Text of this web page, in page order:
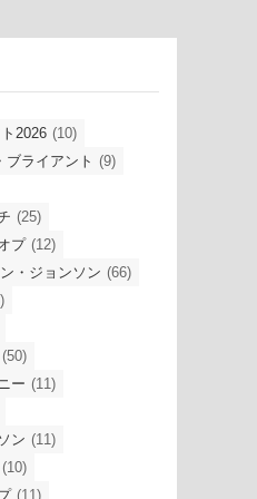
2026 (10)
ブライアント (9)
(25)
プ (12)
・ジョンソン (66)
(50)
ー (11)
ン (11)
(10)
(11)